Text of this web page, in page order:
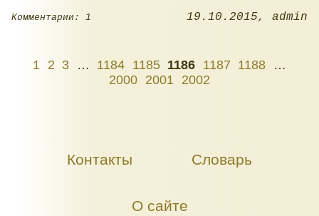
Комментарии: 1 19.10.2015 admin
1 2 3 … 1184 1185 1186 1187 1188
…
2000 2001 2002
Контакты Словарь
О сайте